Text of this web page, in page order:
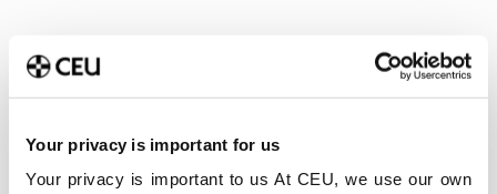
Your privacy is important for us
Your privacy is important to us At CEU, we use our own
Últimas publicaciones
funciona
6 de agosto de 2026